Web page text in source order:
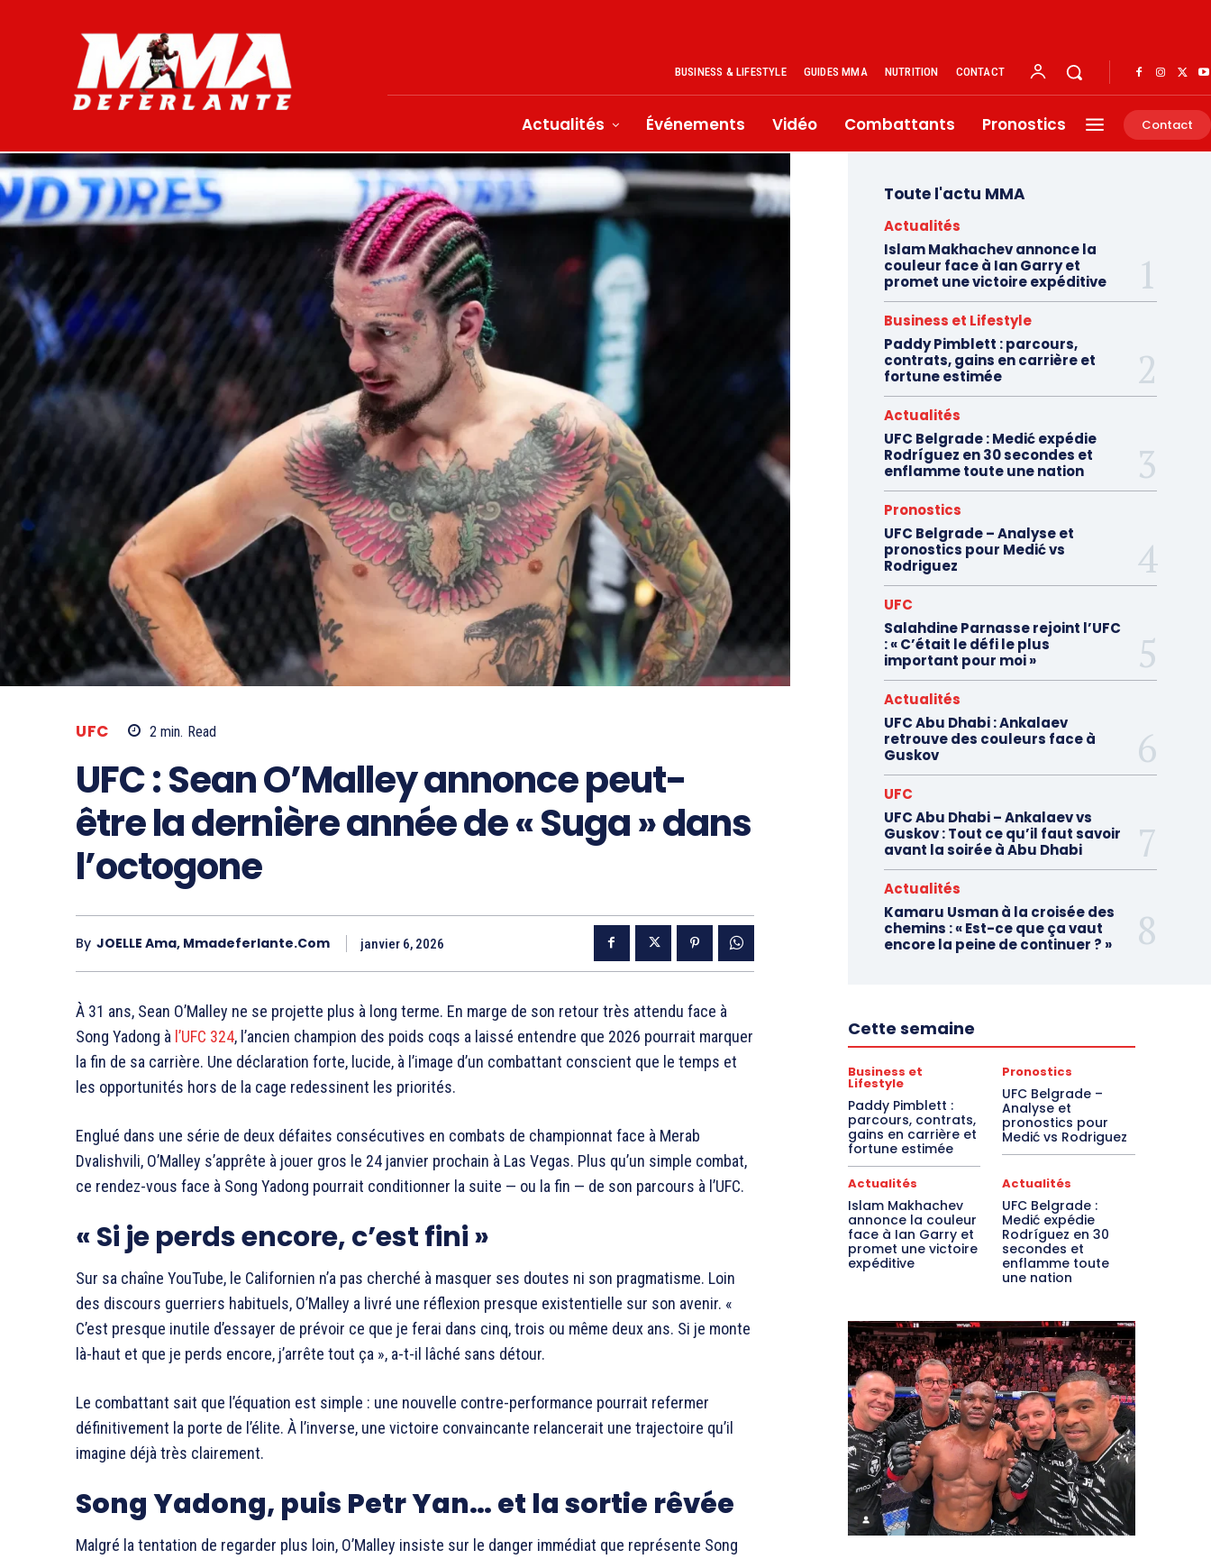
BUSINESS & LIFESTYLE GUIDES MMA NUTRITION CONTACT
Actualités Événements Vidéo Combattants Pronostics Contact
UFC 2 min. Read
UFC : Sean O’Malley annonce peut-
être la dernière année de « Suga » dans
l’octogone
By JOELLE Ama, Mmadeferlante.com janvier 6, 2026
À 31 ans, Sean O’Malley ne se projette plus à long terme. En marge de son retour très attendu face à
Song Yadong à l’UFC 324, l’ancien champion des poids coqs a laissé entendre que 2026 pourrait marquer
la fin de sa carrière. Une déclaration forte, lucide, à l’image d’un combattant conscient que le temps et
les opportunités hors de la cage redessinent les priorités.
Englué dans une série de deux défaites consécutives en combats de championnat face à Merab
Dvalishvili, O’Malley s’apprête à jouer gros le 24 janvier prochain à Las Vegas. Plus qu’un simple combat,
ce rendez-vous face à Song Yadong pourrait conditionner la suite — ou la fin — de son parcours à l’UFC.
« Si je perds encore, c’est fini »
Sur sa chaîne YouTube, le Californien n’a pas cherché à masquer ses doutes ni son pragmatisme. Loin
des discours guerriers habituels, O’Malley a livré une réflexion presque existentielle sur son avenir. «
C’est presque inutile d’essayer de prévoir ce que je ferai dans cinq, trois ou même deux ans. Si je monte
là-haut et que je perds encore, j’arrête tout ça », a-t-il lâché sans détour.
Le combattant sait que l’équation est simple : une nouvelle contre-performance pourrait refermer
définitivement la porte de l’élite. À l’inverse, une victoire convaincante relancerait une trajectoire qu’il
imagine déjà très clairement.
Song Yadong, puis Petr Yan… et la sortie rêvée
Malgré la tentation de regarder plus loin, O’Malley insiste sur le danger immédiat que représente Song
Toute l'actu MMA
Actualités
Islam Makhachev annonce la
couleur face à Ian Garry et
promet une victoire expéditive
Business et Lifestyle
Paddy Pimblett : parcours,
contrats, gains en carrière et
fortune estimée
Actualités
UFC Belgrade : Medić expédie
Rodríguez en 30 secondes et
enflamme toute une nation
Pronostics
UFC Belgrade – Analyse et
pronostics pour Medić vs
Rodriguez
UFC
Salahdine Parnasse rejoint l’UFC
: « C’était le défi le plus
important pour moi »
Actualités
UFC Abu Dhabi : Ankalaev
retrouve des couleurs face à
Guskov
UFC
UFC Abu Dhabi – Ankalaev vs
Guskov : Tout ce qu’il faut savoir
avant la soirée à Abu Dhabi
Actualités
Kamaru Usman à la croisée des
chemins : « Est-ce que ça vaut
encore la peine de continuer ? »
Cette semaine
Business et
Lifestyle
Paddy Pimblett :
parcours, contrats,
gains en carrière et
fortune estimée
Pronostics
UFC Belgrade –
Analyse et
pronostics pour
Medić vs Rodriguez
Actualités
Islam Makhachev
annonce la couleur
face à Ian Garry et
promet une victoire
expéditive
Actualités
UFC Belgrade :
Medić expédie
Rodríguez en 30
secondes et
enflamme toute
une nation